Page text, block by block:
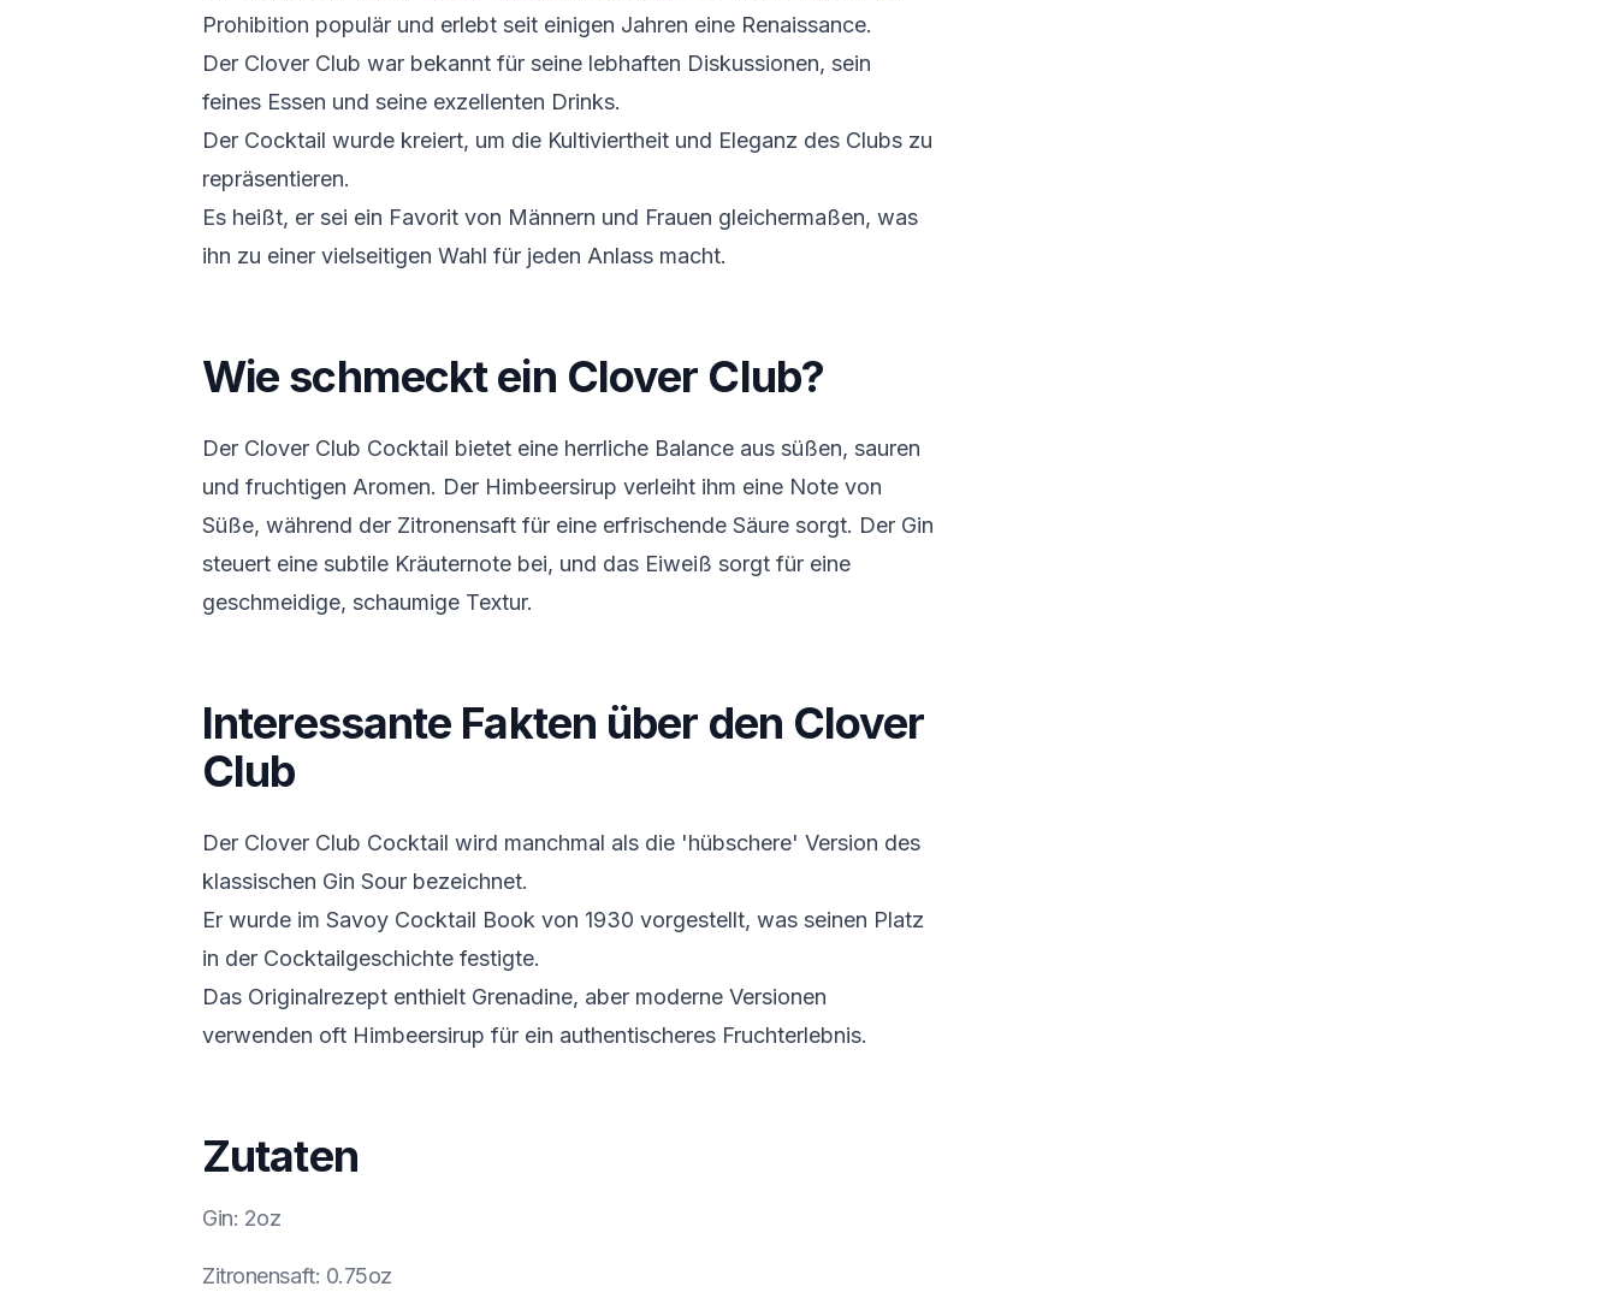
Prohibition populär und erlebt seit einigen Jahren eine Renaissance.
Der Clover Club war bekannt für seine lebhaften Diskussionen, sein
feines Essen und seine exzellenten Drinks.
Der Cocktail wurde kreiert, um die Kultiviertheit und Eleganz des Clubs zu
repräsentieren.
Es heißt, er sei ein Favorit von Männern und Frauen gleichermaßen, was
ihn zu einer vielseitigen Wahl für jeden Anlass macht.
Wie schmeckt ein Clover Club?
Der Clover Club Cocktail bietet eine herrliche Balance aus süßen, sauren
und fruchtigen Aromen. Der Himbeersirup verleiht ihm eine Note von
Süße, während der Zitronensaft für eine erfrischende Säure sorgt. Der Gin
steuert eine subtile Kräuternote bei, und das Eiweiß sorgt für eine
geschmeidige, schaumige Textur.
Interessante Fakten über den Clover
Club
Der Clover Club Cocktail wird manchmal als die 'hübschere' Version des
klassischen Gin Sour bezeichnet.
Er wurde im Savoy Cocktail Book von 1930 vorgestellt, was seinen Platz
in der Cocktailgeschichte festigte.
Das Originalrezept enthielt Grenadine, aber moderne Versionen
verwenden oft Himbeersirup für ein authentischeres Fruchterlebnis.
Zutaten
Gin: 2oz
Zitronensaft: 0.75oz